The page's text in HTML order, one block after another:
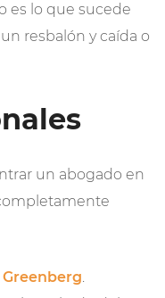
es lo que sucede
resbalón y caída o
un abogado en
Greenberg.